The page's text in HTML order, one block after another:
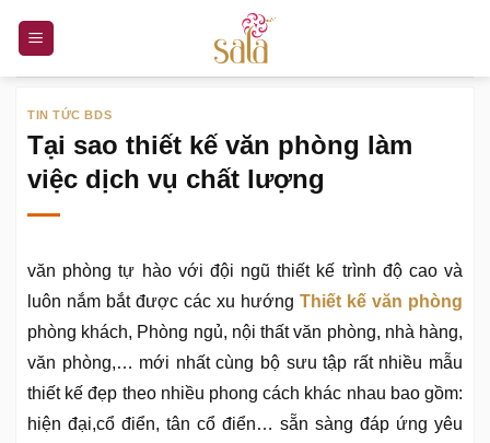
nội
TIN TỨC BDS
Tại sao thiết kế văn phòng làm
việc dịch vụ chất lượng
văn phòng tự hào với đội ngũ thiết kế trình độ cao và
luôn nắm bắt được các xu hướng Thiết kế văn phòng
phòng khách, Phòng ngủ, nội thất văn phòng, nhà hàng,
văn phòng,… mới nhất cùng bộ sưu tập rất nhiều mẫu
thiết kế đẹp theo nhiều phong cách khác nhau bao gồm:
hiện đại,cổ điển, tân cổ điển… sẵn sàng đáp ứng yêu